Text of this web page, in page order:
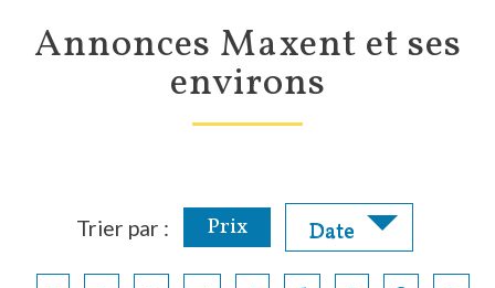
Annonces Maxent et ses
environs
Trier par : Prix Date